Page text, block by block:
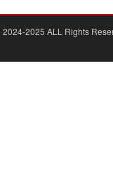
2024-2025 ALL Rights